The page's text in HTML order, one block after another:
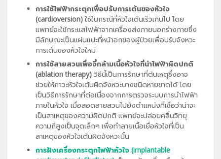
การใช้ไฟฟ้ากระตุกเพื่อปรับการเต้นของหัวใจ
(cardioversion)ใช้ในกรณีที่หัวใจเต้นเร็วเกินไป โดย
แพทย์จะใช้กระแสไฟฟ้าจากเครื่องส่งภายนอกร่างกายซึ่ง
มีลักษณะเป็นแผ่นแปะที่หน้าอกของผู้ป่วยเพื่อปรับจังหวะ
การเต้นของหัวใจใหม่
การใช้สายสวนเพื่อจี้กล้ามเนื้อหัวใจที่นำไฟฟ้าผิดปกติ
(ablation therapy) วิธีนี้เป็นการรักษาที่ต้นเหตุซึ่งอาจ
ช่วยให้ภาวะหัวใจเต้นผิดจังหวะบางชนิดหายขาดได้ โดย
เป็นวิธีการรักษาที่ต่อเนื่องจากการตรวจระบบการนำไฟฟ้า
ภายในหัวใจ เมื่อสอดสายสวนไปยังตำแหน่งที่เชื่อว่าน่าจะ
เป็นสาเหตุของความผิดปกติ แพทย์จะปล่อยคลื่นวิทยุ
ความถี่สูงเป็นจุดเล็กๆ เพื่อทำลายเนื้อเยื่อหัวใจที่เป็น
สาเหตุของหัวใจเต้นผิดจังหวะนั้น
การฝังเครื่องกระตุกไฟฟ้าหัวใจ (implantable